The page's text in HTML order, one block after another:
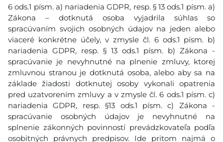
6 ods.1 písm. a) nariadenia GDPR, resp. § 13 ods.1 písm. a)
Zákona – dotknutá osoba vyjadrila súhlas so
spracúvaním svojich osobných údajov na jeden alebo
viaceré konkrétne účely, v zmysle čl. 6 ods.1 písm. b)
nariadenia GDPR, resp. § 13 ods.1 písm. b) Zákona -
spracúvanie je nevyhnutné na plnenie zmluvy, ktorej
zmluvnou stranou je dotknutá osoba, alebo aby sa na
základe žiadosti dotknutej osoby vykonali opatrenia
pred uzatvorením zmluvy a v zmysle čl. 6 ods.1 písm. c)
nariadenia GDPR, resp. §13 ods.1 písm. c) Zákona -
spracúvanie osobných údajov je nevyhnutné na
splnenie zákonných povinností prevádzkovateľa podľa
osobitných právnych predpisov. Ide pritom najmä o